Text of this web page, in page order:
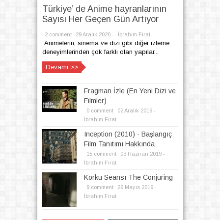
Türkiye’ de Anime hayranlarının
Sayısı Her Geçen Gün Artıyor
2 comment 29 Aralık 2020 - İbrahim Fırat
Animelerin, sinema ve dizi gibi diğer izleme
deneyimlerinden çok farklı olan yapılar...
Devamı >>
Fragman İzle (En Yeni Dizi ve
Filmler)
0 comment 02 Aralık 2019 -
İbrahim Fırat
Inception (2010) - Başlangıç
Film Tanıtımı Hakkında
15 comment 03 Haziran 2019 -
İbrahim Fırat
Korku Seansı The Conjuring
9 comment 29 Mayıs 2019 -
İbrahim Fırat